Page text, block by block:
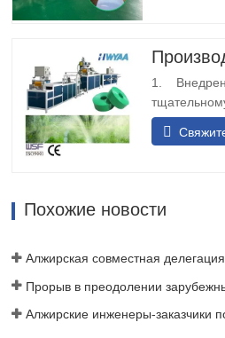
воды с
может быть
1.
процессу
складываем
Затем мы
или
Похожие новости